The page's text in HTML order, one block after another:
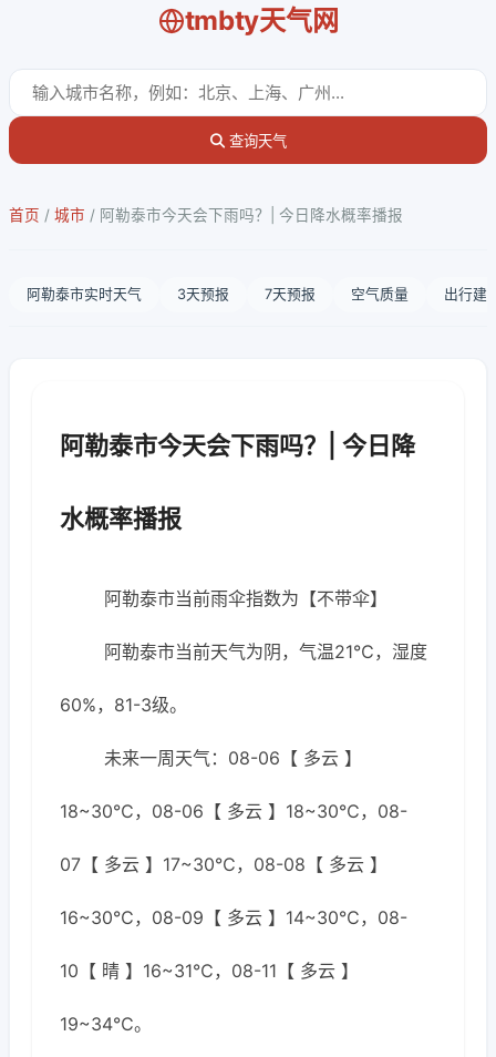
tmbty天气网
查询天气
首页 / 城市 / 阿勒泰市今天会下雨吗？| 今日降水概率播报
阿勒泰市实时天气 3天预报 7天预报 空气质量 出行建
阿勒泰市今天会下雨吗？| 今日降
水概率播报
阿勒泰市当前雨伞指数为【不带伞】
阿勒泰市当前天气为阴，气温21℃，湿度
60%，81-3级。
未来一周天气：08-06【 多云 】
18~30℃，08-06【 多云 】18~30℃，08-
07【 多云 】17~30℃，08-08【 多云 】
16~30℃，08-09【 多云 】14~30℃，08-
10【 晴 】16~31℃，08-11【 多云 】
19~34℃。